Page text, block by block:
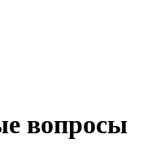
вопросы